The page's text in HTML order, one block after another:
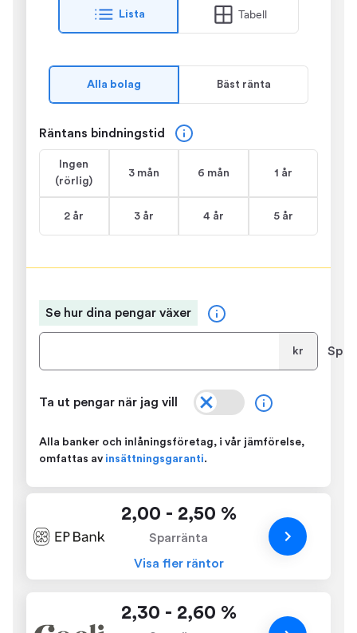
Lista Tabell
Alla bolag Bäst ränta
Räntans bindningstid
Ingen
(rörlig)
3 mån 6 mån 1 år
2 år 3 år 4 år 5 år
Se hur dina pengar växer
kr
Ta ut pengar när jag vill
Alla banker och inlåningsföretag, i vår jämförelse,
omfattas av insättningsgaranti.
2,00 - 2,50 %
Sparränta
Visa fler räntor
2,30 - 2,60 %